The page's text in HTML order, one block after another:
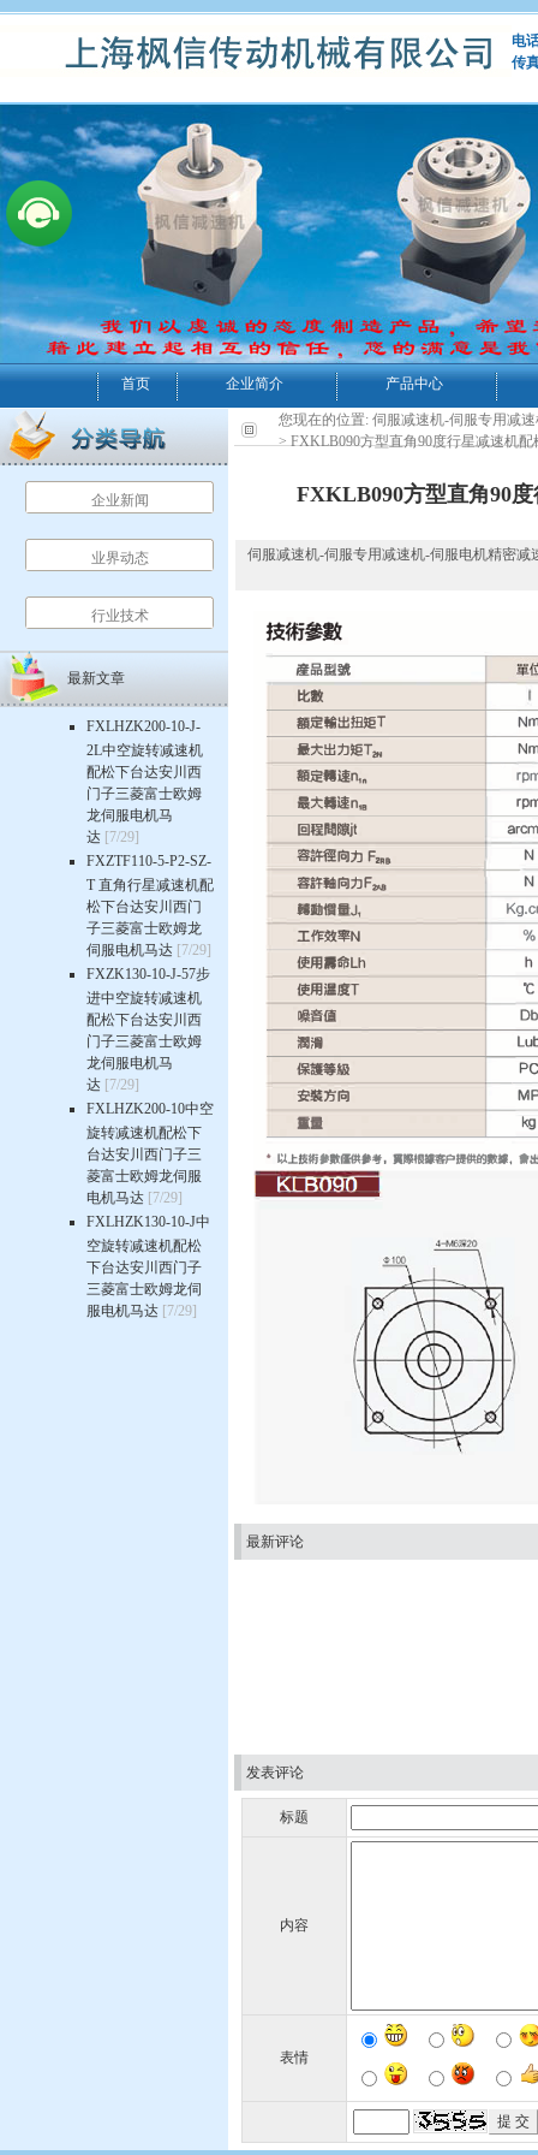
电
传
首页 企业简介 产品中心
企业新闻
业界动态
行业技术
最新文章
FXLHZK200-10-J-
2L中空旋转减速机
配松下台达安川西
门子三菱富士欧姆
龙伺服电机马
达 [7/29]
FXZTF110-5-P2-SZ-
T 直角行星减速机配
松下台达安川西门
子三菱富士欧姆龙
伺服电机马达 [7/29]
FXZK130-10-J-57步
进中空旋转减速机
配松下台达安川西
门子三菱富士欧姆
龙伺服电机马
达 [7/29]
FXLHZK200-10中空
旋转减速机配松下
台达安川西门子三
菱富士欧姆龙伺服
电机马达 [7/29]
FXLHZK130-10-J中
空旋转减速机配松
下台达安川西门子
三菱富士欧姆龙伺
服电机马达 [7/29]
您现在的位置: 伺服减速机-伺服专用减
> FXKLB090方型直角90度行星减速机
FXKLB090方型直角90
伺服减速机-伺服专用减速机-伺服电机精密减
最新评论
发表评论
标题
内容
表情